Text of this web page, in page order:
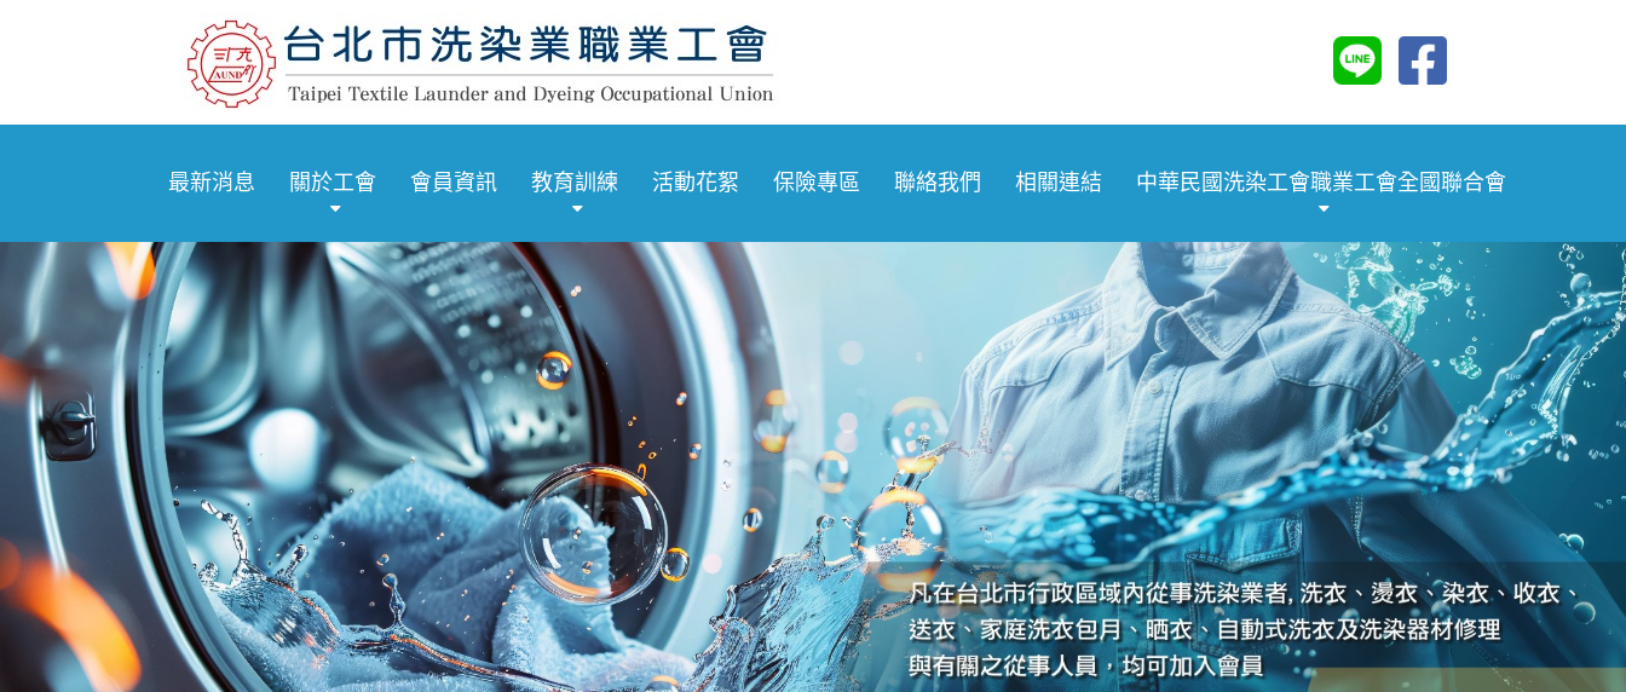
最新消息 關於工會 會員資訊 教育訓練 活動花絮 保險專區 聯絡我們 相關連結 中華民國洗染工會職業工會全國聯合會